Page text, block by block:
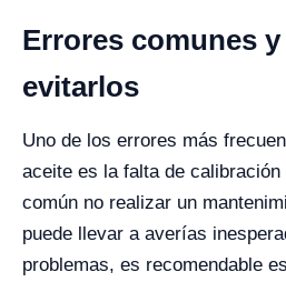
Errores comunes
evitarlos
Uno de los errores más
aceite es la falta de calibración
común no realizar un
puede llevar a averías
problemas, es recomendable